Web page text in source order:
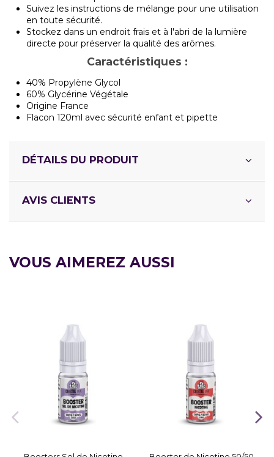
Suivez les instructions de mélange pour une utilisation
en toute sécurité.
Stockez dans un endroit frais et à l'abri de la lumière
directe pour préserver la qualité des arômes.
Caractéristiques :
40% Propylène Glycol
60% Glycérine Végétale
Origine France
Flacon 120ml avec sécurité enfant et pipette
DÉTAILS DU PRODUIT
AVIS CLIENTS
VOUS AIMEREZ AUSSI